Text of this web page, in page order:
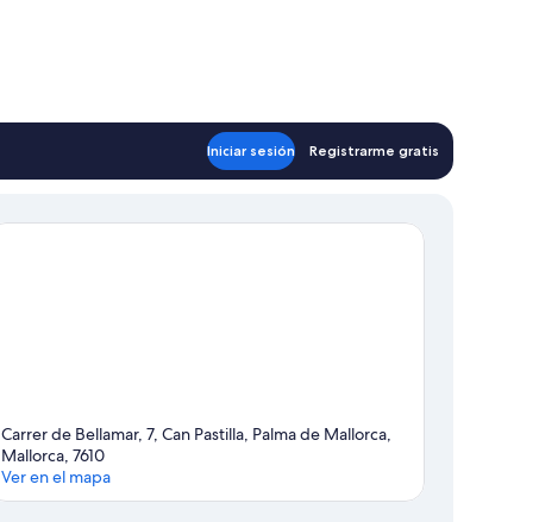
Iniciar sesión Registrarme gratis
Carrer de Bellamar, 7, Can Pastilla, Palma de Mallorca,
Mallorca, 7610
Ver en el mapa